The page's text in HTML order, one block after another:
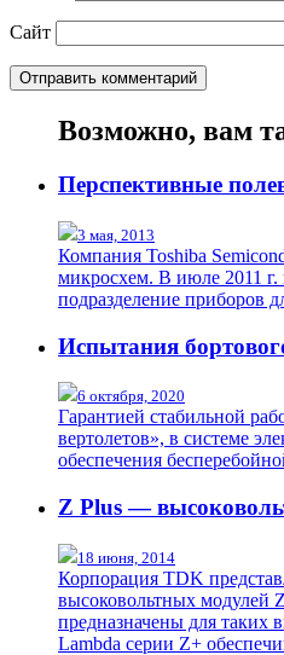
Сайт
Возможно, вам
Перспективные
3 мая, 2013
Компания Toshiba
микросхем. В июле 2011 г.
подразделение приборов
Испытания
6 октября, 2020
Гарантией стабильной
вертолетов», в системе
обеспечения
Z Plus —
18 июня, 2014
Корпорация TDK
высоковольтных модулей
предназначены для
Lambda серии Z+